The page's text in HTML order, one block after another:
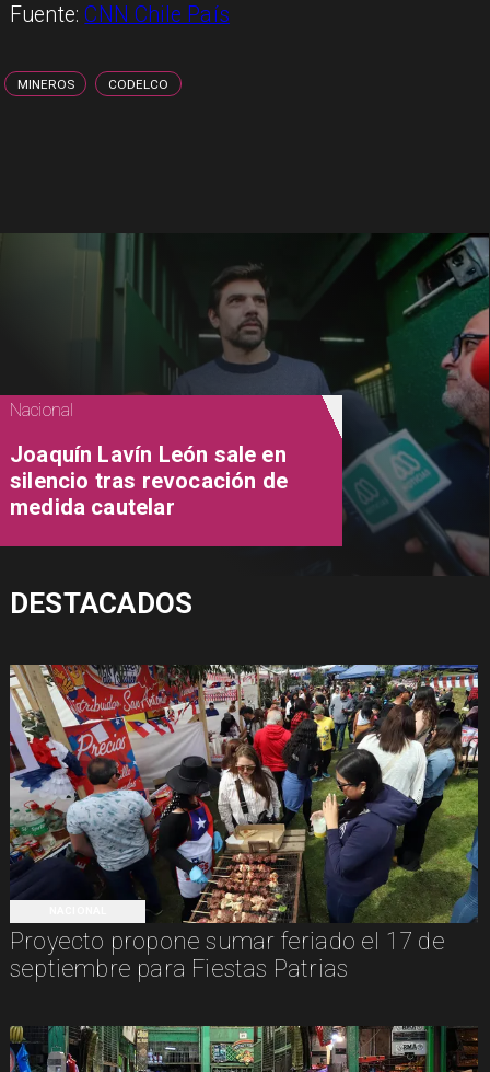
Fuente:CNN Chile País
MINEROS CODELCO
Proyecto propone sumar feriado el 17 de
septiembre para Fiestas Patrias
Nacional
Joaquín Lavín León sale en
silencio tras revocación de
medida cautelar
DESTACADOS